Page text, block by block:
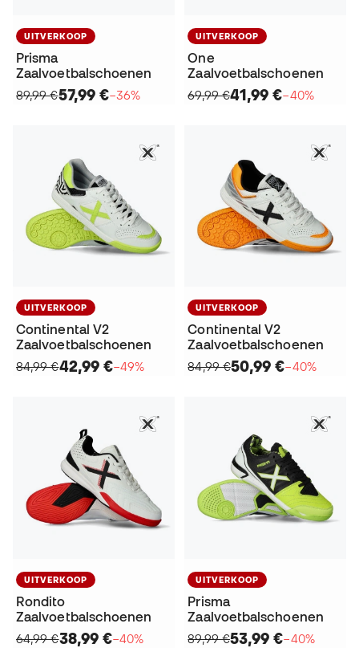
UITVERKOOP
Prisma
Zaalvoetbalschoenen
89,99 €57,99 €−36%
UITVERKOOP
One
Zaalvoetbalschoenen
69,99 €41,99 €−40%
UITVERKOOP
Continental V2
Zaalvoetbalschoenen
84,99 €42,99 €−49%
UITVERKOOP
Continental V2
Zaalvoetbalschoenen
84,99 €50,99 €−40%
UITVERKOOP
Rondito
Zaalvoetbalschoenen
64,99 €38,99 €−40%
UITVERKOOP
Prisma
Zaalvoetbalschoenen
89,99 €53,99 €−40%